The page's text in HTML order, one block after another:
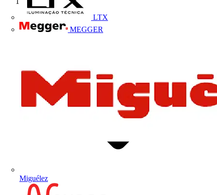
LTX
MEGGER
Miguélez
Início